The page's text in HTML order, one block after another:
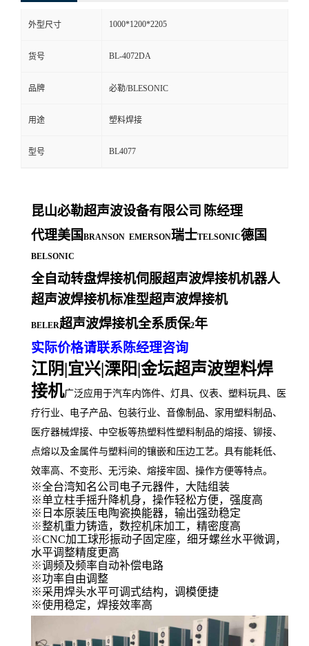
外型尺寸 1000*1200*2205
货号 BL-4072DA
品牌 必勒/BLESONIC
用途 塑料焊接
型号 BL4077
昆山必勒超声波设备有限公司 陈经理
代理美国 BRANSON EMERSON瑞士TELSONIC德国
BELSONIC
全自动转盘焊接机伺服超声波焊接机机器人
超声波焊接机标准型超声波焊接机
BELER超声波焊接机全系质保2年
实际价格请联系陈经理咨询
江阴|宜兴|溧阳|金坛超声波塑料焊
接机广泛应用于汽车内饰件、灯具、仪表、塑料玩具、医
疗行业、电子产品、包装行业、音像制品、家用塑料制品、
医疗器械焊接、中空板等热塑料性塑料制品的熔接、铆接、
点熔以及金属件与塑料间的镶嵌和压边工艺。具有能耗低、
效率高、不变形、无污染、熔接牢固、操作方便等特点。
※全台湾知名公司电子元器件，大陆组装
※单立柱手摇升降机身，操作轻松方便，强度高
※ 日本原装压电陶瓷换能器，输出强劲稳定
※整机重力铸造，数控机床加工，精密度高
※CNC加工球形振动子固定座，细牙螺丝水平微调，
水平调整精度更高
※调频及频率自动补偿电路
※功率自由调整
※采用焊头水平可调式结构，调模便捷
※使用稳定，焊接效率高